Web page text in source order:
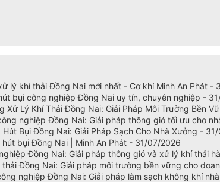
lý khí thải Đồng Nai mới nhất - Cơ khí Minh An Phát -
bụi công nghiệp Đồng Nai uy tín, chuyên nghiệp -
Xử Lý Khí Thải Đồng Nai: Giải Pháp Môi Trường Bền
nghiệp Đồng Nai: Giải pháp thông gió tối ưu cho
Bụi Đồng Nai: Giải Pháp Sạch Cho Nhà Xưởng -
bụi Đồng Nai | Minh An Phát - 31/07/2026
Đồng Nai: Giải pháp thông gió và xử lý khí thải
Đồng Nai: Giải pháp môi trường bền vững cho
nghiệp Đồng Nai: Giải pháp làm sạch không khí